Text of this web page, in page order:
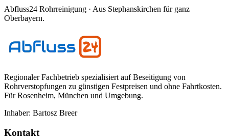
Abfluss24 Rohrreinigung · Aus Stephanskirchen für ganz
Oberbayern.
Regionaler Fachbetrieb spezialisiert auf Beseitigung von
Rohrverstopfungen zu günstigen Festpreisen und ohne Fahrtkosten.
FürRosenheim, München und Umgebung.
Inhaber: Bartosz Breer
Kontakt